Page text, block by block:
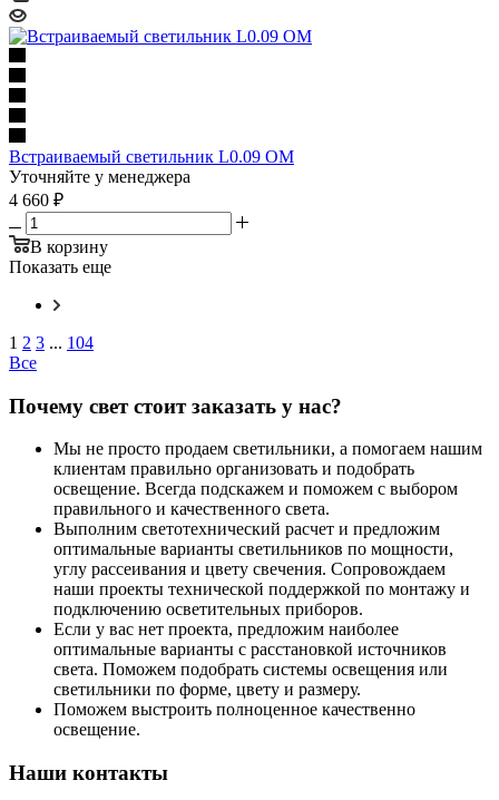
Встраиваемый светильник L0.09 OM
Уточняйте у менеджера
4 660 ₽
В корзину
Показать еще
1 2 3 ... 104
Все
Почему свет стоит заказать у нас?
Мы не просто продаем светильники, а помогаем нашим
клиентам правильно организовать и подобрать
освещение. Всегда подскажем и поможем с выбором
правильного и качественного света.
Выполним светотехнический расчет и предложим
оптимальные варианты светильников по мощности,
углу рассеивания и цвету свечения. Сопровождаем
наши проекты технической поддержкой по монтажу и
подключению осветительных приборов.
Если у вас нет проекта, предложим наиболее
оптимальные варианты с расстановкой источников
света. Поможем подобрать системы освещения или
светильники по форме, цвету и размеру.
Поможем выстроить полноценное качественно
освещение.
Наши контакты